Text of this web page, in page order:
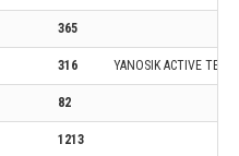
365
316 YANOSIK ACTIVE TEAM
82
1213